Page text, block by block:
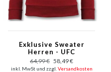
Exklusive Sweater
Herren - UFC
Championship
Sweater - Bordeaux
64,99 € 58,49 €
inkl. MwSt und zzgl. Versandkosten